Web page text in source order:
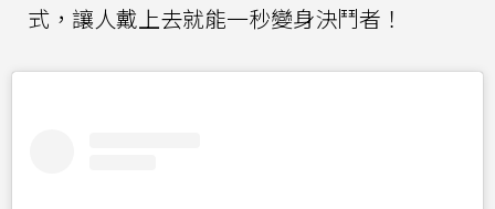
式，讓人戴上去就能一秒變身決鬥者！